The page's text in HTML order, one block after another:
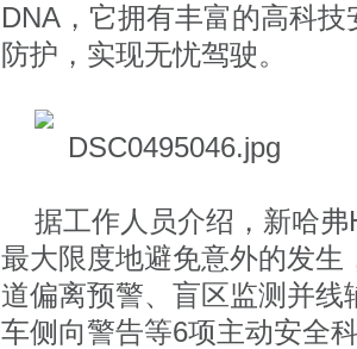
DNA，它拥有丰富的高科
防护，实现无忧驾驶。
据工作人员介绍，新哈
最大限度地避免意外的发
道偏离预警、盲区监测并
车侧向警告等6项主动安全